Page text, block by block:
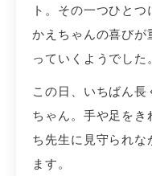
ト。 その一つひとつ
かえちゃんの喜びが
っていくようでした
この日、いちばん長
ちゃん。 手や足をき
ち先生に見守られな
ます。